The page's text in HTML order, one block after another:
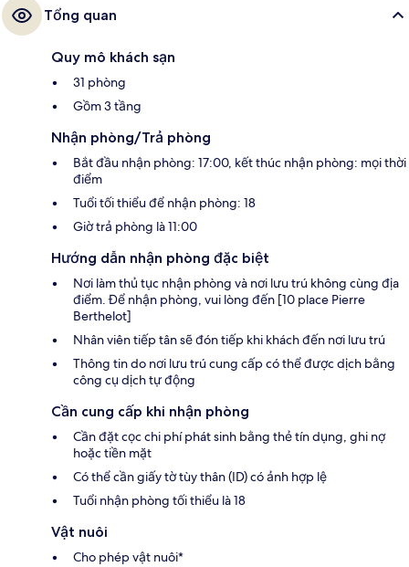
Tổng quan
Quy mô khách sạn
31 phòng
Gồm 3 tầng
Nhận phòng/Trả phòng
Bắt đầu nhận phòng: 17:00, kết thúc nhận phòng: mọi thời
điểm
Tuổi tối thiểu để nhận phòng: 18
Giờ trả phòng là 11:00
Hướng dẫn nhận phòng đặc biệt
Nơi làm thủ tục nhận phòng và nơi lưu trú không cùng địa
điểm. Để nhận phòng, vui lòng đến [10 place Pierre
Berthelot]
Nhân viên tiếp tân sẽ đón tiếp khi khách đến nơi lưu trú
Thông tin do nơi lưu trú cung cấp có thể được dịch bằng
công cụ dịch tự động
Cần cung cấp khi nhận phòng
Cần đặt cọc chi phí phát sinh bằng thẻ tín dụng, ghi nợ
hoặc tiền mặt
Có thể cần giấy tờ tùy thân (ID) có ảnh hợp lệ
Tuổi nhận phòng tối thiểu là 18
Vật nuôi
Cho phép vật nuôi*